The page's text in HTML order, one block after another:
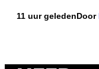
11 uur geledenDoor